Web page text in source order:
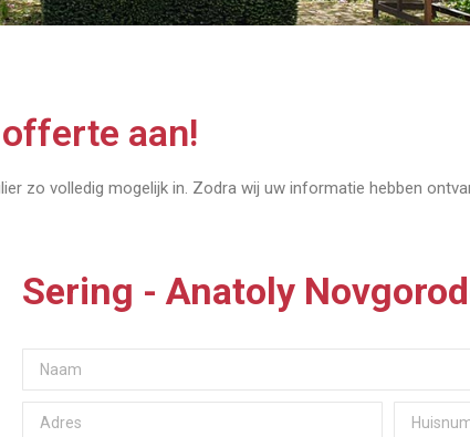
aan!
zo volledig mogelijk in. Zodra wij uw informatie hebben
Sering - Anatoly